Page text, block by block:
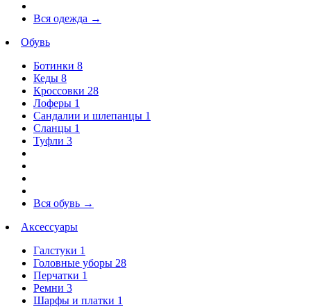
Вся одежда →
Обувь
Ботинки 8
Кеды 8
Кроссовки 28
Лоферы 1
Сандалии и шлепанцы 1
Сланцы 1
Туфли 3
Вся обувь →
Аксессуары
Галстуки 1
Головные уборы 28
Перчатки 1
Ремни 3
Шарфы и платки 1